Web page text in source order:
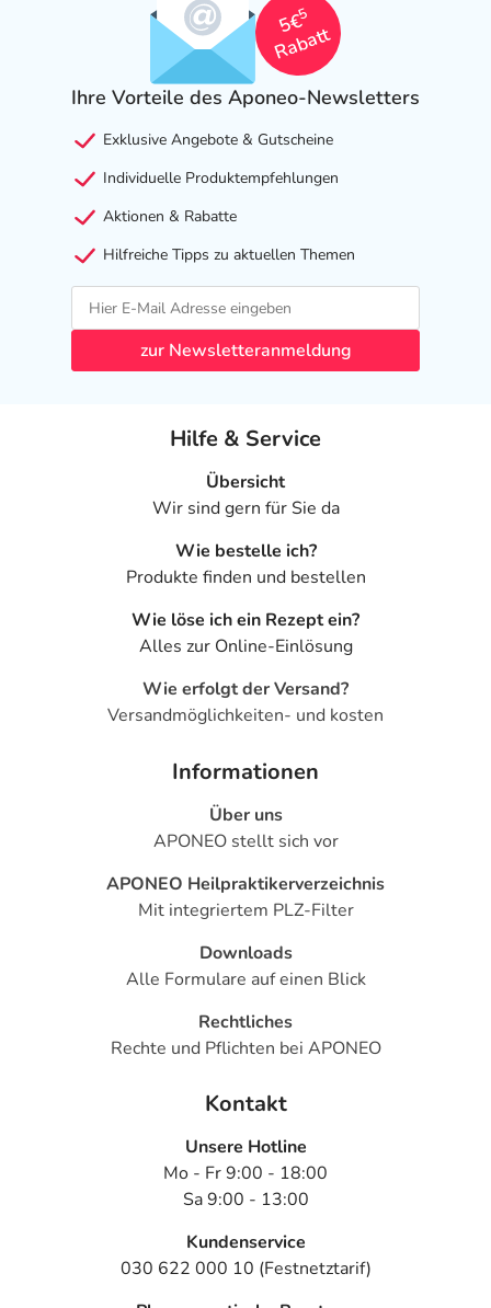
5€
5
Rabatt
Ihre Vorteile des Aponeo-Newsletters
Exklusive Angebote & Gutscheine
Individuelle Produktempfehlungen
Aktionen & Rabatte
Hilfreiche Tipps zu aktuellen Themen
zur Newsletteranmeldung
Hilfe & Service
Übersicht
Wir sind gern für Sie da
Wie bestelle ich?
Produkte finden und bestellen
Wie löse ich ein Rezept ein?
Alles zur Online-Einlösung
Wie erfolgt der Versand?
Versandmöglichkeiten- und kosten
Informationen
Über uns
APONEO stellt sich vor
APONEO Heilpraktikerverzeichnis
Mit integriertem PLZ-Filter
Downloads
Alle Formulare auf einen Blick
Rechtliches
Rechte und Pflichten bei APONEO
Kontakt
Unsere Hotline
Mo - Fr 9:00 - 18:00
Sa 9:00 - 13:00
Kundenservice
030 622 000 10 (Festnetztarif)